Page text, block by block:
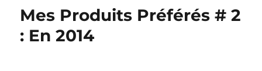
:
de
Mes Produits Préférés # 2
: En 2014